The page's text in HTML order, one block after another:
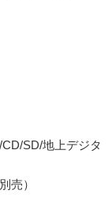
SD/地上デジタ
売）